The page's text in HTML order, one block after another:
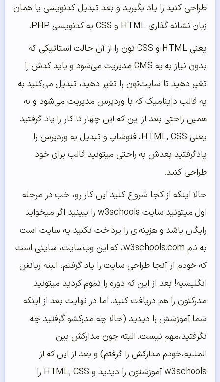
طراحی کنید را یاد بگیرید و بعد تبدیل کدنویسی یا همان
زبان نشانه گذاری HTML و CSS به کدنویسی PHP.
یعنی HTML و CSS تون را از آن حالت استاتیکی که
بدون نیاز به یه CMS مدیریت می‌شود و باید کدش را
تغیر دهید تا سایت‌تون را تغیر دهید، تبدیل می‌کنید به
یه قالب داینامیک که با وردپرس مدیریت می‌شود و به
همین راحتی بعد از این که این چهار تا کار را یاد گرفتید
یعنی HTML, CSS، فتوشاپ و تبدیل به وردپرس را
یادگرفتید بعدش به راحتی میتونید قالب برای خود
طراحی کنید.
حالا اینکه از کجا شروع کنید این کار رو، خب در مرحله
اول میتونید سایت w3schools را ببینید اگر میخواید
رایگان باشد و هزینه‌ای را پرداخت نکنید یه سایت است
به نام w3schools.com، که این وب‌سایت، سایتی است
که خودم از آنجا طراحی سایت را یاد گرفتم، البته زبانش
انگلیسیه! بعد از این که دوره را تموم کردید میتونید
مدرکتون را هم دریافت کنید. اما در نهایت بعد از اینکه
شما آموزشش را دیدید (حالا چه مدرکشو گرفتید چه
نگرفتید،مهم نیست. البته چون مدارکش بین
المللیه،خودم مدارکش را گرفتم) و بعد از این که از
w3schools آموزشتون را دیدید و HTML, CSS را